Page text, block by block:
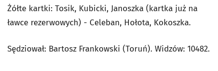
Żółte kartki: Tosik, Kubicki, Janoszka (kartka już na
ławce rezerwowych) - Celeban, Hołota, Kokoszka.
Sędziował: Bartosz Frankowski (Toruń). Widzów: 10482.